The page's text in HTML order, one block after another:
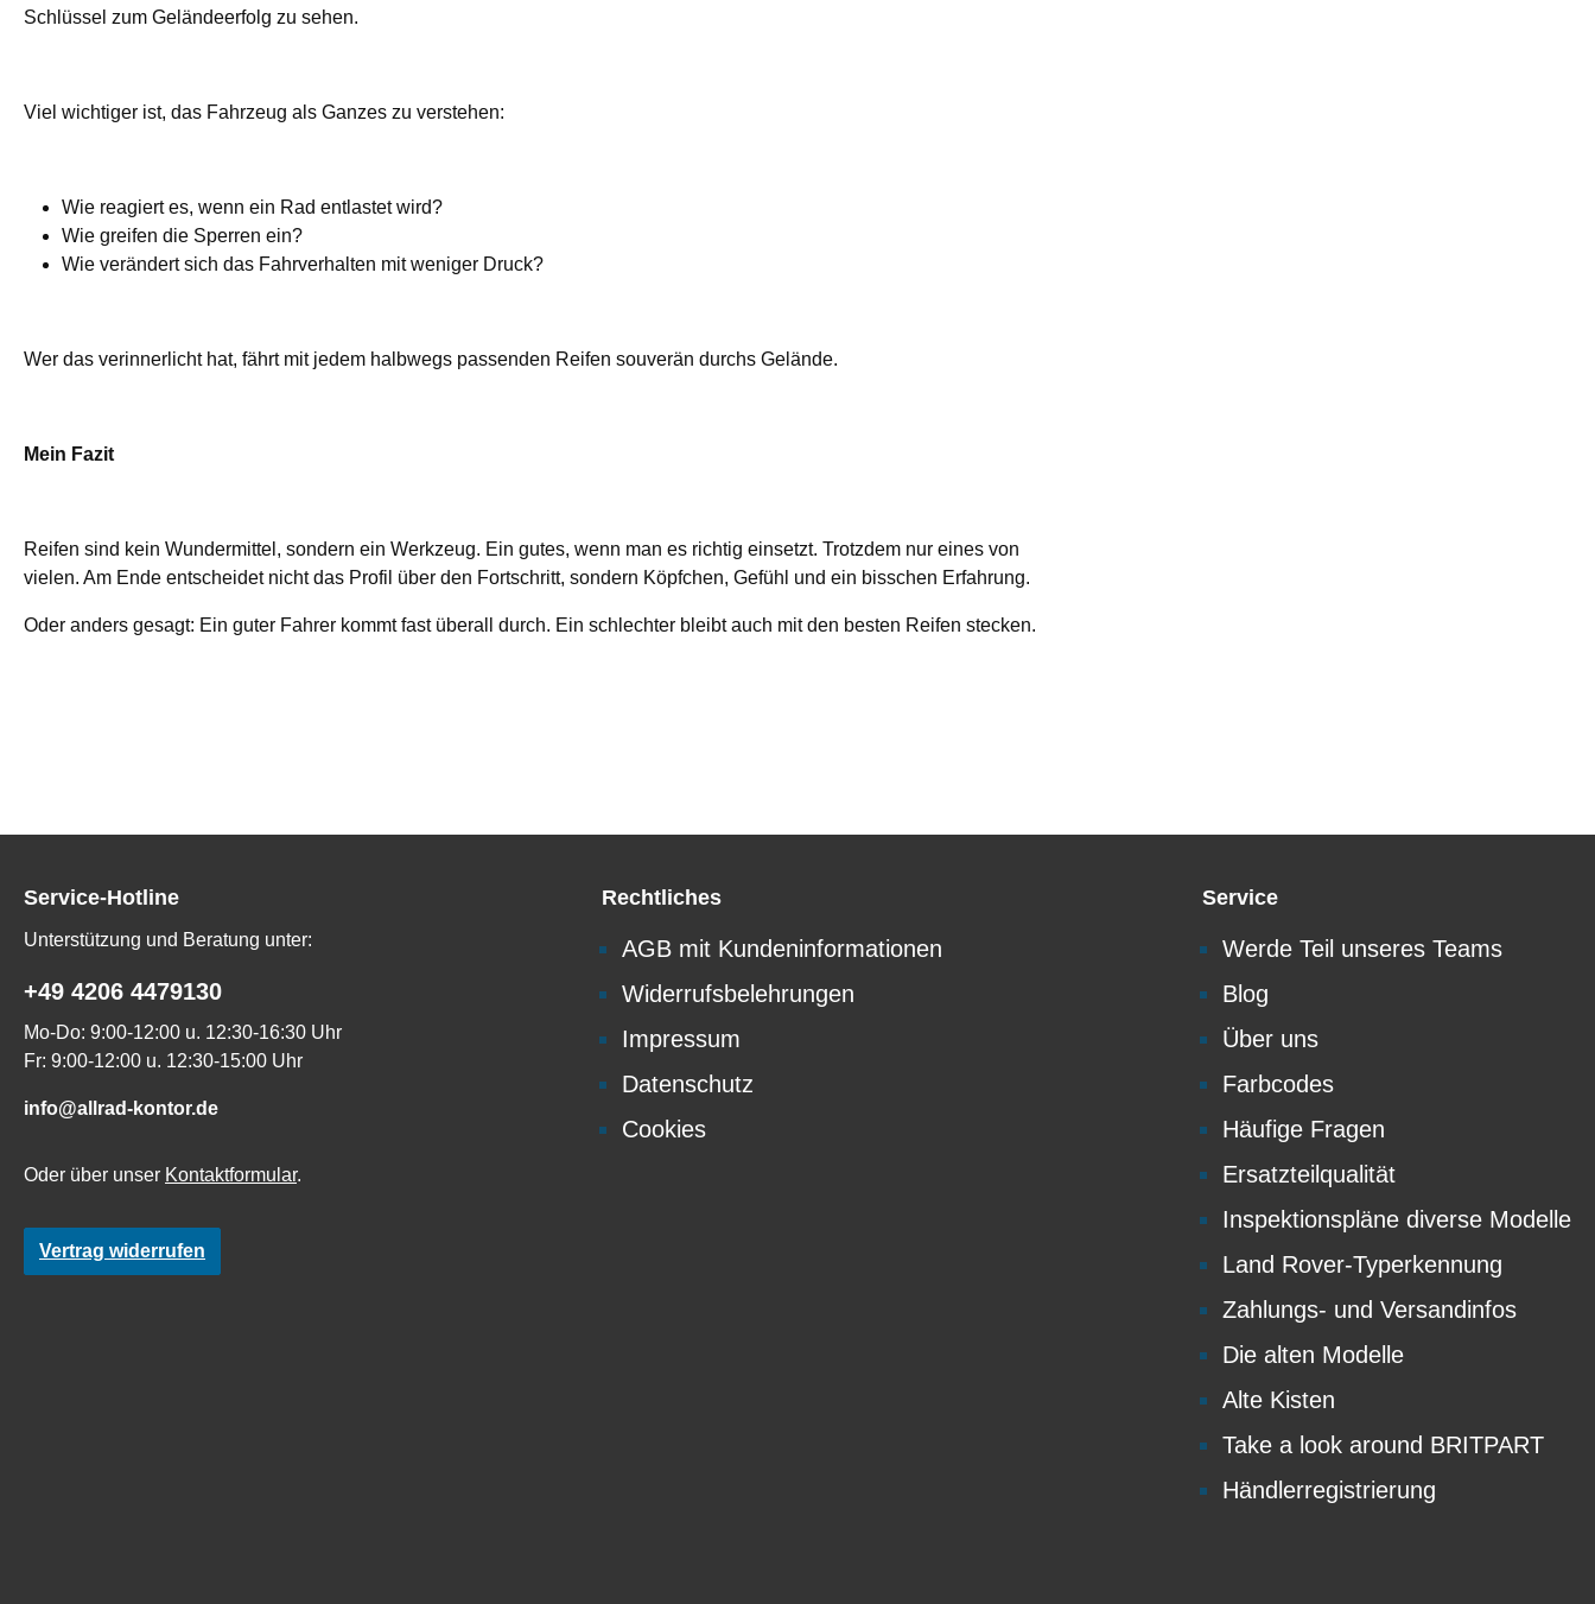
Schlüssel zum Geländeerfolg zu sehen.
Viel wichtiger ist, das Fahrzeug als Ganzes zu verstehen:
Wie reagiert es, wenn ein Rad entlastet wird?
Wie greifen die Sperren ein?
Wie verändert sich das Fahrverhalten mit weniger Druck?
Wer das verinnerlicht hat, fährt mit jedem halbwegs passenden Reifen souverän durchs Gelände.
Mein Fazit
Reifen sind kein Wundermittel, sondern ein Werkzeug. Ein gutes, wenn man es richtig einsetzt. Trotzdem nur eines von
vielen. Am Ende entscheidet nicht das Profil über den Fortschritt, sondern Köpfchen, Gefühl und ein bisschen Erfahrung.
Oder anders gesagt: Ein guter Fahrer kommt fast überall durch. Ein schlechter bleibt auch mit den besten Reifen stecken.
Service-Hotline
Unterstützung und Beratung unter:
+49 4206 4479130
Mo-Do: 9:00-12:00 u. 12:30-16:30 Uhr
Fr: 9:00-12:00 u. 12:30-15:00 Uhr
info@allrad-kontor.de
Oder über unser Kontaktformular.
Vertrag widerrufen
Rechtliches
AGB mit Kundeninformationen
Widerrufsbelehrungen
Impressum
Datenschutz
Cookies
Service
Werde Teil unseres Teams
Blog
Über uns
Farbcodes
Häufige Fragen
Ersatzteilqualität
Inspektionspläne diverse Modelle
Land Rover-Typerkennung
Zahlungs- und Versandinfos
Die alten Modelle
Alte Kisten
Take a look around BRITPART
Händlerregistrierung